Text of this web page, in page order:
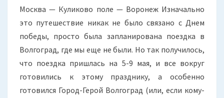
Москва — Куликово поле — Воронеж Изначально
это путешествие никак не было связано с Днем
победы, просто была запланирована поездка в
Волгоград, где мы еще не были. Но так получилось,
что поездка пришлась на 5-9 мая, и все вокруг
готовились к этому празднику, а особенно
готовился Город-Герой Волгоград (или, если кому-